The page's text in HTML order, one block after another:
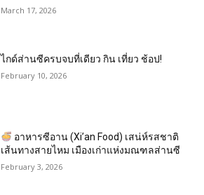
March 17, 2026
ไกด์ส่านซีครบจบที่เดียว กิน เที่ยว ช้อป!
February 10, 2026
อาหารซีอาน (Xi’an Food) เสน่ห์รสชาติ
เส้นทางสายไหม เมืองเก่าแห่งมณฑลส่านซี
February 3, 2026